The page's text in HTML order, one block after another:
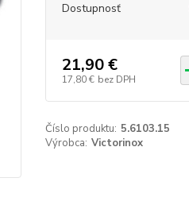
Dostupnosť
21,90 €
17,80 € bez DPH
Číslo produktu: 5.6103.15
Výrobca: Victorinox